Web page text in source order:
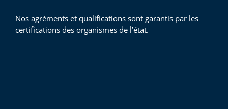
Nos agréments et qualifications sont garantis par les
certifications des organismes de l’état.